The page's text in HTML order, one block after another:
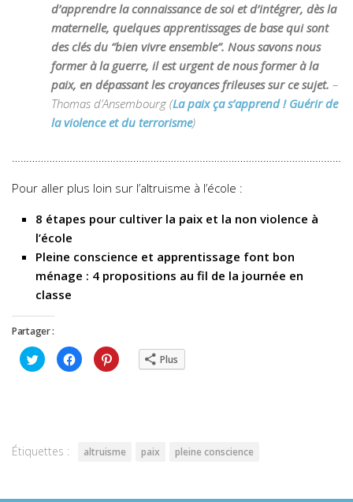
d’apprendre la connaissance de soi et d’intégrer, dès la
maternelle, quelques apprentissages de base qui sont
des clés du “bien vivre ensemble”. Nous savons nous
former à la guerre, il est urgent de nous former à la
paix, en dépassant les croyances frileuses sur ce sujet. –
Thomas d’Ansembourg (La paix ça s’apprend ! Guérir de
la violence et du terrorisme)
……………………………………………………………………………………………………
Pour aller plus loin sur l’altruisme à l’école :
8 étapes pour cultiver la paix et la non violence à
l’école
Pleine conscience et apprentissage font bon
ménage : 4 propositions au fil de la journée en
classe
Partager :
Cliquez
pour
partager
Cliquez
pour
partager
Cliquez
pour Plus
Étiquettes : altruisme paix pleine conscience